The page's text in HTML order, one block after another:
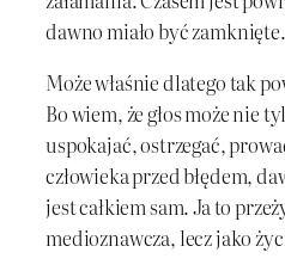
dawno miało być zamknięte.
Może właśnie dlatego tak
Bo wiem, że głos może nie
uspokajać, ostrzegać,
człowieka przed błędem,
jest całkiem sam. Ja to
medioznawcza, lecz jako